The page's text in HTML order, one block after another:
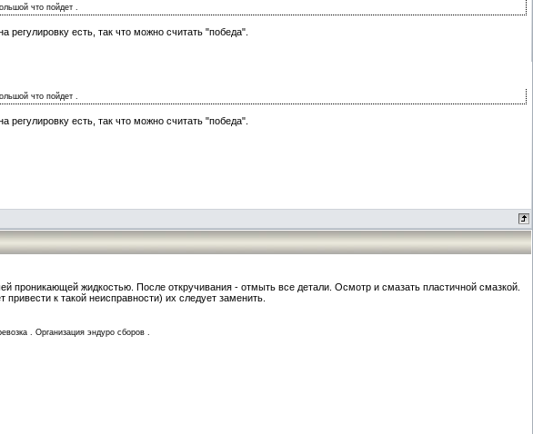
что пойдет .
есть, так что можно считать "победа".
что пойдет .
есть, так что можно считать "победа".
проникающей жидкостью. После откручивания - отмыть все детали. Осмотр и смазать пластичной смазкой.
к такой неисправности) их следует заменить.
. Организация эндуро сборов .